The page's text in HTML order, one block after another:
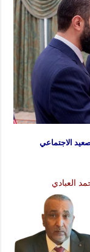
الاجتماعي
العبادي